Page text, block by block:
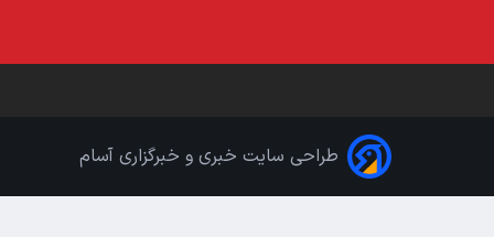
طراحی سایت خبری و خبرگزاری آسام